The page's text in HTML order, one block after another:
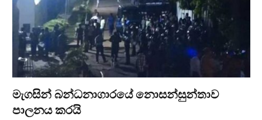
මැගසින් බන්ධනාගාරයේ නොසන්සුන්තාව
පාලනය කරයි